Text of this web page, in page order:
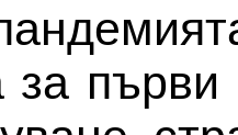
за първи